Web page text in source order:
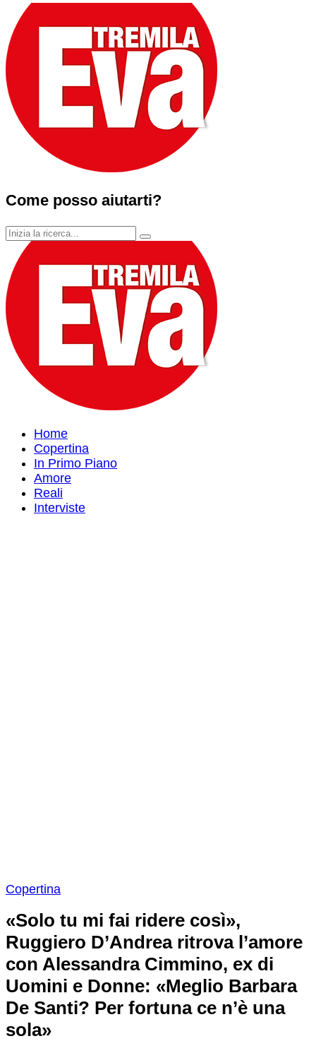
Come posso aiutarti?
Home
Copertina
In Primo Piano
Amore
Reali
Interviste
Copertina
«Solo tu mi fai ridere così»,
Ruggiero D’Andrea ritrova l’amore
con Alessandra Cimmino, ex di
Uomini e Donne: «Meglio Barbara
De Santi? Per fortuna ce n’è una
sola»